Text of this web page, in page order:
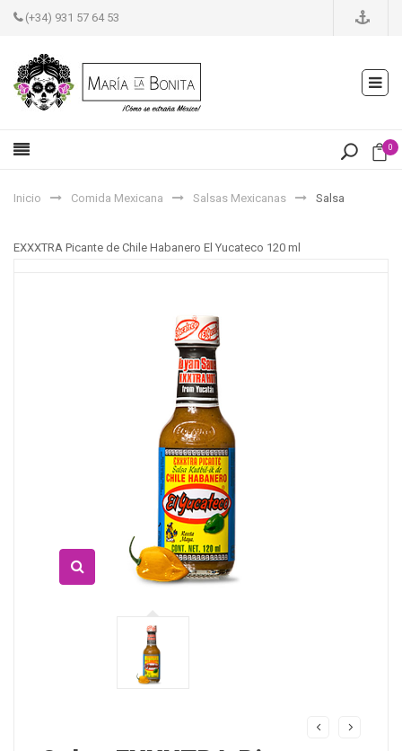
(+34) 931 57 64 53
0
Inicio Comida Mexicana Salsas Mexicanas Salsa
EXXXTRA Picante de Chile Habanero El Yucateco 120 ml